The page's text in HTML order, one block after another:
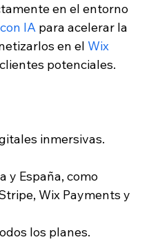
en el entorno
IA para acelerar la
en el Wix
potenciales.
inmersivas.
y España, como
Wix Payments y
los planes.